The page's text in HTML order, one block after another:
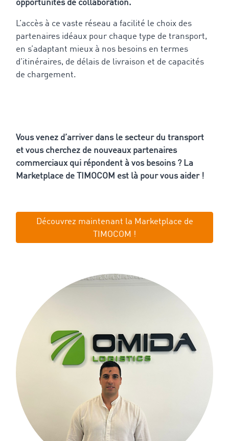
opportunités de collaboration.
L’accès à ce vaste réseau a facilité le choix des
partenaires idéaux pour chaque type de transport,
en s’adaptant mieux à nos besoins en termes
d’itinéraires, de délais de livraison et de capacités
de chargement.
Vous venez d’arriver dans le secteur du transport
et vous cherchez de nouveaux partenaires
commerciaux qui répondent à vos besoins ? La
Marketplace de TIMOCOM est là pour vous aider !
Découvrez maintenant la Marketplace de
TIMOCOM !